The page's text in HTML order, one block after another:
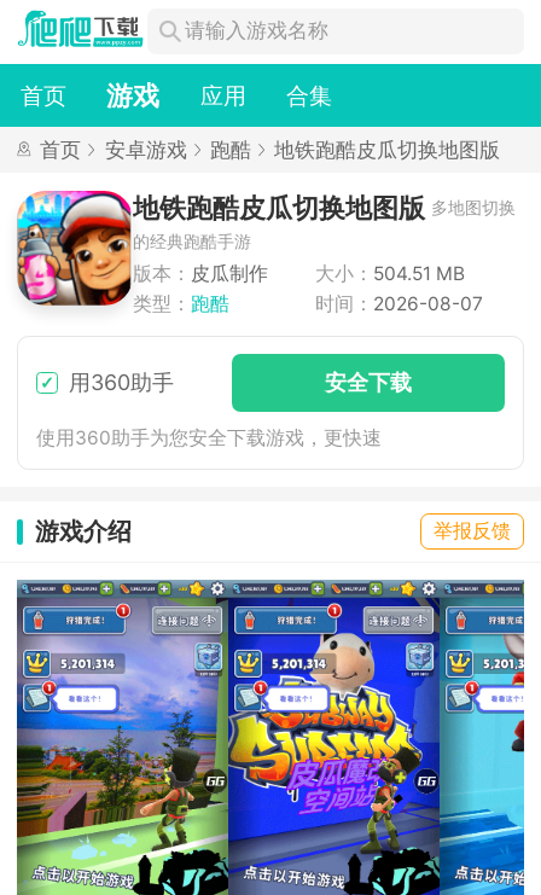
首页 游戏 应用 合集
首页 安卓游戏 跑酷 地铁跑酷皮瓜切换地图版
地铁跑酷皮瓜切换地图版 多地图切换
的经典跑酷手游
版本： 皮瓜制作 大小： 504.51 MB
类型： 跑酷 时间： 2026-08-07
安全下载
用360助手
使用360助手为您安全下载游戏，更快速
游戏介绍 举报反馈